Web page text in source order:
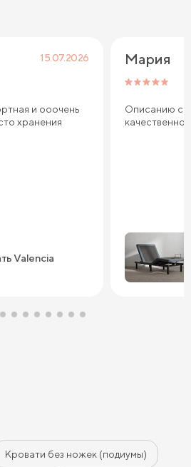
15.07.2026
и ооочень
хранения
Valencia
Мария
Описанию
качественно
Кровати без ножек (подиумы)